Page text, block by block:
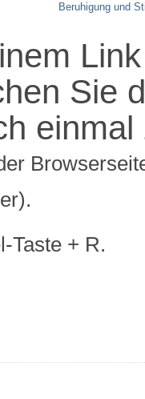
Beruhigung und
Sie
Taste + R.